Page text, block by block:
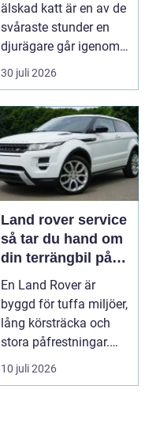
älskad katt är en av de
svåraste stunder en
djurägare går igenom.
Beslutet o...
30 juli 2026
Land rover service
så tar du hand om
din terrängbil på
rätt sätt
En Land Rover är
byggd för tuffa miljöer,
lång körsträcka och
stora påfrestningar.
Samtidigt är det ...
10 juli 2026